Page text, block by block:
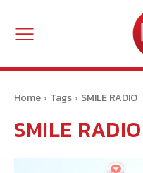
Home Tags SMILE RADIO
SMILE RADIO